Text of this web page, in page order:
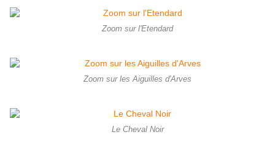
Zoom sur l'Etendard
Zoom sur les Aiguilles d'Arves
Le Cheval Noir